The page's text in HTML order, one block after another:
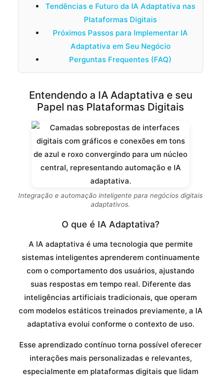
Tendências e Futuro da IA Adaptativa nas
Plataformas Digitais
Próximos Passos para Implementar IA
Adaptativa em Seu Negócio
Perguntas Frequentes (FAQ)
Entendendo a IA Adaptativa e seu
Papel nas Plataformas Digitais
Integração e automação inteligente para negócios digitais
adaptativos.
O que é IA Adaptativa?
A IA adaptativa é uma tecnologia que permite
sistemas inteligentes aprenderem continuamente
com o comportamento dos usuários, ajustando
suas respostas em tempo real. Diferente das
inteligências artificiais tradicionais, que operam
com modelos estáticos treinados previamente, a IA
adaptativa evolui conforme o contexto de uso.
Esse aprendizado contínuo torna possível oferecer
interações mais personalizadas e relevantes,
especialmente em plataformas digitais que lidam